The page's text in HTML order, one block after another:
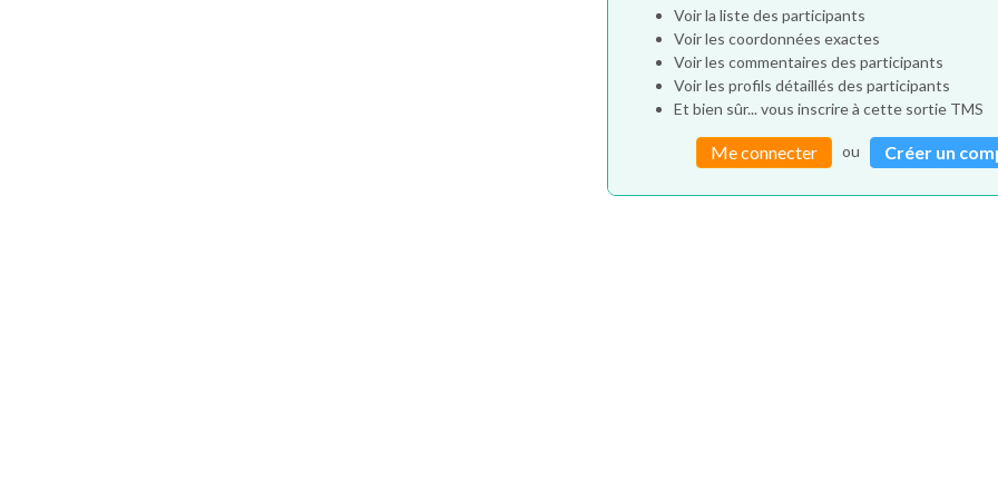
Voir la liste des participants
Voir les coordonnées exactes
Voir les commentaires des participants
Voir les profils détaillés des participants
Et bien sûr... vous inscrire à cette sortie TMS
Me connecter ou Créer un